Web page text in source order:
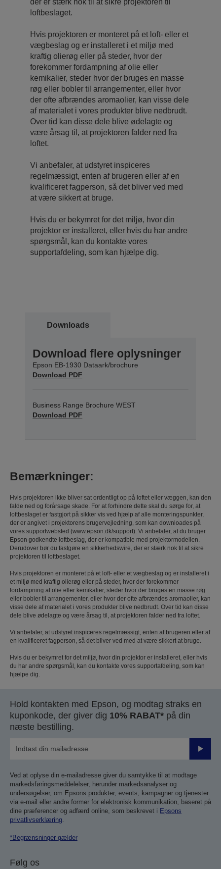
der er stærk nok til at sikre projektoren til
loftbeslaget.
Hvis projektoren er monteret på et loft- eller et
vægbeslag og er installeret i et miljø med
kraftig olierøg eller på steder, hvor der
forekommer fordampning af olie eller
kemikalier, steder hvor der bruges en masse
røg eller bobler til arrangementer, eller hvor
der ofte afbrændes aromaolier, kan visse dele
af materialet i vores produkter blive nedbrudt.
Over tid kan disse dele blive ødelagte og
være årsag til, at projektoren falder ned fra
loftet.
Vi anbefaler, at udstyret inspiceres
regelmæssigt, enten af ​brugeren eller af en
kvalificeret fagperson, så det bliver ved med
at være sikkert at bruge.
Hvis du er bekymret for det miljø, hvor din
projektor er installeret, eller hvis du har andre
spørgsmål, kan du kontakte vores
supportafdeling, som kan hjælpe dig.
Downloads
Download flere oplysninger
Epson EB-1930 Dataark/brochure
Download PDF
Business Range Brochure WEST
Download PDF
Bemærkninger:
Hvis projektoren ikke bliver sat ordentligt op på loftet eller væggen, kan den
falde ned og forårsage skade. For at forhindre dette skal du sørge for, at
loftbeslaget er fastgjort på sikker vis ved hjælp af alle monteringspunkter,
der er angivet i projektorens brugervejledning, som kan downloades på
vores supportwebsted (www.epson.dk/support). Vi anbefaler, at du bruger
Epson godkendte loftbeslag, der er kompatible med projektormodellen.
Derudover bør du fastgøre en sikkerhedswire, der er stærk nok til at sikre
projektoren til loftbeslaget.
Hvis projektoren er monteret på et loft- eller et vægbeslag og er installeret i
et miljø med kraftig olierøg eller på steder, hvor der forekommer
fordampning af olie eller kemikalier, steder hvor der bruges en masse røg
eller bobler til arrangementer, eller hvor der ofte afbrændes aromaolier, kan
visse dele af materialet i vores produkter blive nedbrudt. Over tid kan disse
dele blive ødelagte og være årsag til, at projektoren falder ned fra loftet.
Vi anbefaler, at udstyret inspiceres regelmæssigt, enten af ​brugeren eller af
en kvalificeret fagperson, så det bliver ved med at være sikkert at bruge.
Hvis du er bekymret for det miljø, hvor din projektor er installeret, eller hvis
du har andre spørgsmål, kan du kontakte vores supportafdeling, som kan
hjælpe dig.
Hold kontakten med Epson, og modtag straks en
kuponkode, der giver dig 10% RABAT* på din
næste bestilling.
Send
Ved at oplyse din e-mailadresse giver du samtykke til at modtage
markedsføringsmeddelelser, herunder markedsanalyser og
undersøgelser, om Epsons produkter, events, kampagner og tjenester
via e-mail eller andre former for elektronisk kommunikation, baseret på
dine præferencer og adfærd online, som beskrevet i Epsons
privatlivserklæring
*Begrænsninger gælder
Følg os